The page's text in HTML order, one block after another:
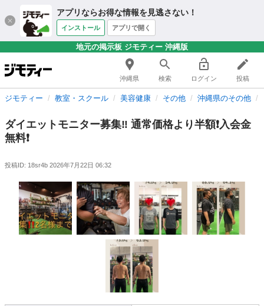
アプリならお得な情報を見逃さない！
インストール アプリで開く
地元の掲示板 ジモティー 沖縄版
沖縄県 検索 ログイン 投稿
ジモティー 教室・スクール 美容健康 その他 沖縄県のその他
ダイエットモニター募集‼️ 通常価格より半額❗️入会金
無料❗️
投稿ID: 18sr4b 2026年7月22日 06:32